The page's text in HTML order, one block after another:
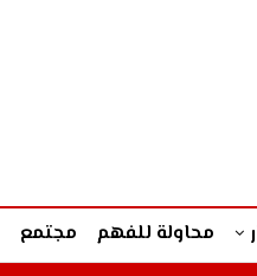
محاولة للفهم مجتمع